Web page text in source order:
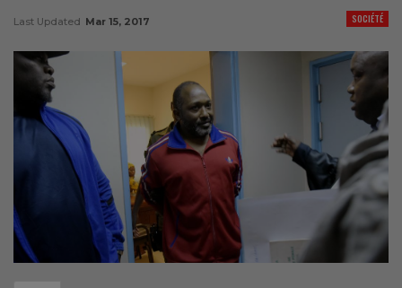
SOCIÉTÉ
Last Updated Mar 15, 2017